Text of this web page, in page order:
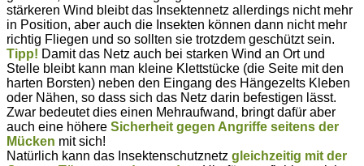
stärkeren Wind bleibt das Insektennetz allerdings nicht mehr
in Position, aber auch die Insekten können dann nicht mehr
richtig Fliegen und so sollten sie trotzdem geschützt sein.
Tipp! Damit das Netz auch bei starken Wind an Ort und
Stelle bleibt kann man kleine Klettstücke (die Seite mit den
harten Borsten) neben den Eingang des Hängezelts Kleben
oder Nähen, so dass sich das Netz darin befestigen lässt.
Zwar bedeutet dies einen Mehraufwand, bringt dafür aber
auch eine höhere Sicherheit gegen Angriffe seitens der
Mücken mit sich!
Natürlich kann das Insektenschutznetz gleichzeitig mit der